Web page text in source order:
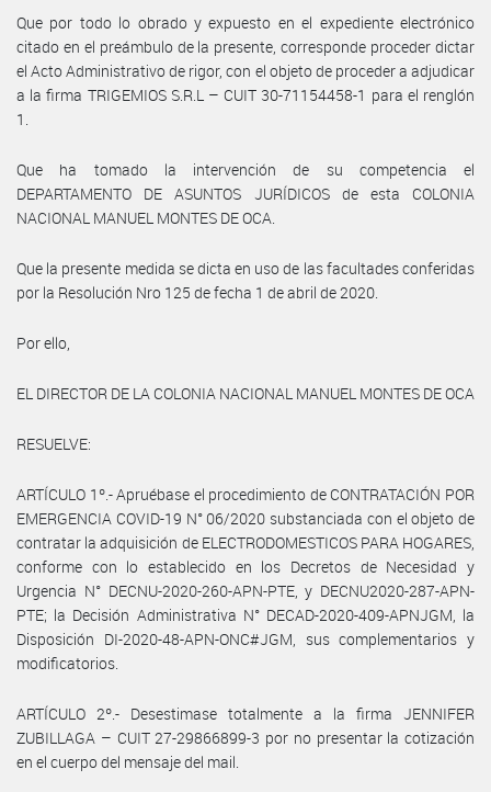
Que por todo lo obrado y expuesto en el expediente electrónico
citado en el preámbulo de la presente, corresponde proceder dictar
el Acto Administrativo de rigor, con el objeto de proceder a adjudicar
a la firma TRIGEMIOS S.R.L – CUIT 30-71154458-1 para el renglón
1.
Que ha tomado la intervención de su competencia el
DEPARTAMENTO DE ASUNTOS JURÍDICOS de esta COLONIA
NACIONAL MANUEL MONTES DE OCA.
Que la presente medida se dicta en uso de las facultades conferidas
por la Resolución Nro 125 de fecha 1 de abril de 2020.
Por ello,
EL DIRECTOR DE LA COLONIA NACIONAL MANUEL MONTES DE OCA
RESUELVE:
ARTÍCULO 1º.- Apruébase el procedimiento de CONTRATACIÓN POR
EMERGENCIA COVID-19 N° 06/2020 substanciada con el objeto de
contratar la adquisición de ELECTRODOMESTICOS PARA HOGARES,
conforme con lo establecido en los Decretos de Necesidad y
Urgencia N° DECNU-2020-260-APN-PTE, y DECNU2020-287-APN-
PTE; la Decisión Administrativa N° DECAD-2020-409-APNJGM, la
Disposición DI-2020-48-APN-ONC#JGM, sus complementarios y
modificatorios.
ARTÍCULO 2º.- Desestimase totalmente a la firma JENNIFER
ZUBILLAGA – CUIT 27-29866899-3 por no presentar la cotización
en el cuerpo del mensaje del mail.